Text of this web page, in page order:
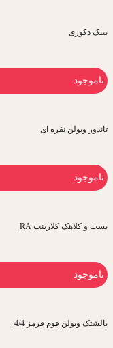
تنبک دکوری
ناموجود
تاندور ویولن نقره ای
ناموجود
بست و کلاهک کلارینت RA
ناموجود
بالشتک ویولن فوم قرمز 4/4